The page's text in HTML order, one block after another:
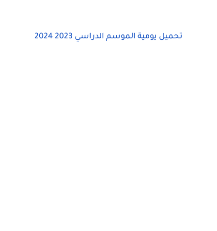
تحميل يومية الموسم الدراسي 2023 2024